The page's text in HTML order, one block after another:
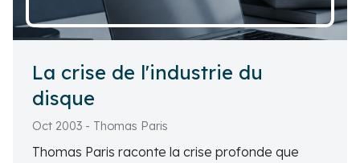
La crise de l'industrie du
disque
Oct 2003 - Thomas Paris
Thomas Paris raconte la crise profonde que